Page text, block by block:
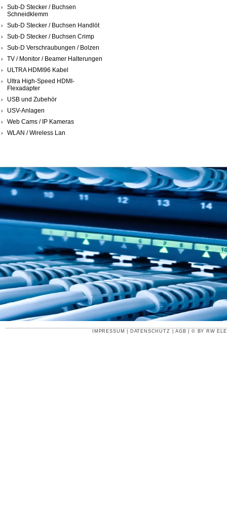
Sub-D Stecker / Buchsen
Schneidklemm
Sub-D Stecker / Buchsen Handlöt
Sub-D Stecker / Buchsen Crimp
Sub-D Verschraubungen / Bolzen
TV / Monitor / Beamer Halterungen
ULTRA HDMI96 Kabel
Ultra High-Speed HDMI-
Flexadapter
USB und Zubehör
USV-Anlagen
Web Cams / IP Kameras
WLAN / Wireless Lan
IMPRESSUM DATENSCHUTZ |AGB | © BY RW